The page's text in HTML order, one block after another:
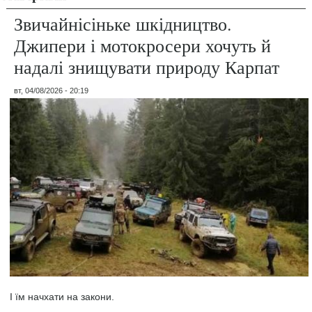
Звичайнісіньке шкідництво.
Джипери і мотокросери хочуть й
надалі знищувати природу Карпат
вт, 04/08/2026 - 20:19
І їм начхати на закони.